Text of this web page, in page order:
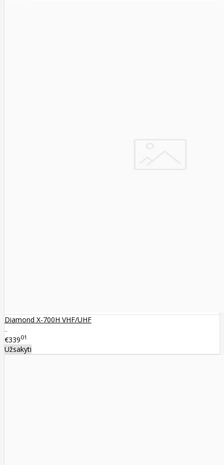
Diamond X-700H VHF/UHF
..
€33901
Užsakyti